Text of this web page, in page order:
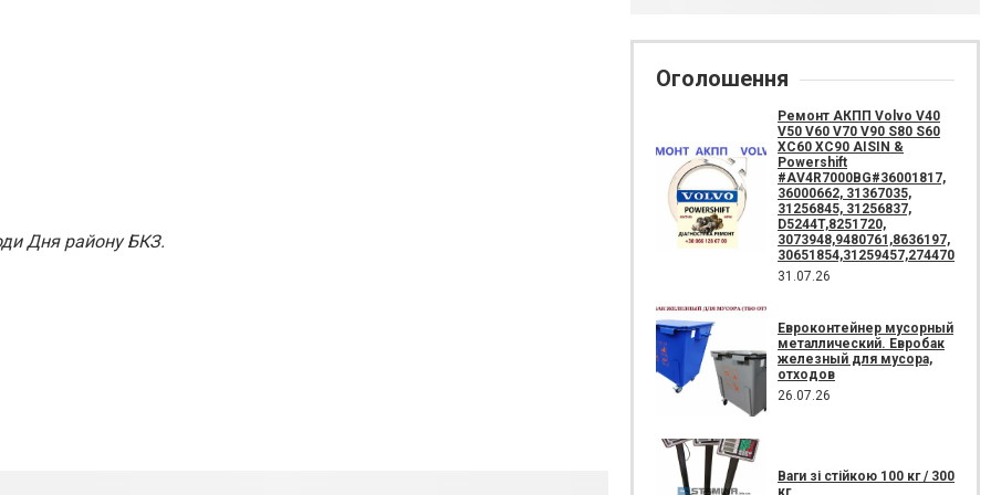
Дня району БКЗ.
Оголошення
Ремонт АКПП Volvo V40
V50 V60 V70 V90 S80 S60
XC60 XC90 AISIN &
Powershift
#AV4R7000BG#36001817,
36000662, 31367035,
31256845, 31256837,
D5244T,8251720,
3073948,9480761,8636197,
30651854,31259457,274470
31.07.26
Евроконтейнер мусорный
металлический. Евробак
железный для мусора,
отходов
26.07.26
Ваги зі стійкою 100 кг / 300
кг